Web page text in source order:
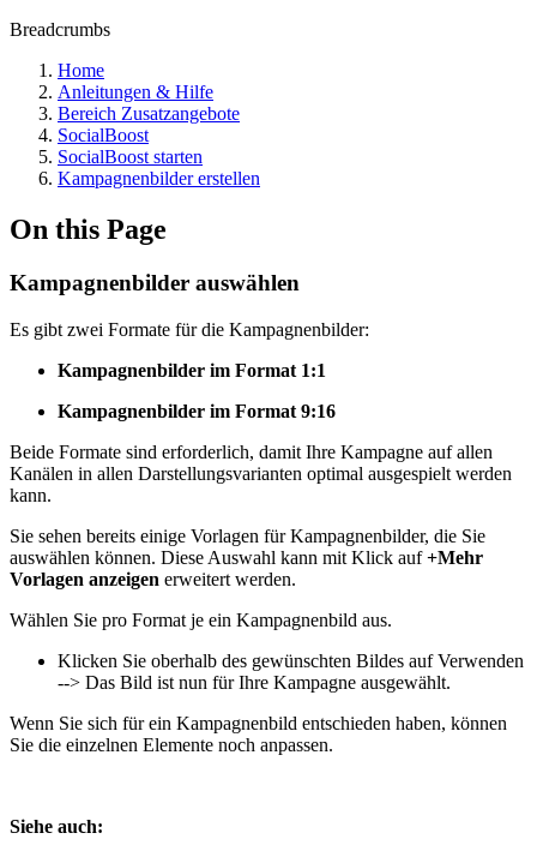
Breadcrumbs
Home
Anleitungen & Hilfe
Bereich Zusatzangebote
SocialBoost
SocialBoost starten
Kampagnenbilder erstellen
On this Page
Kampagnenbilder auswählen
Es gibt zwei Formate für die Kampagnenbilder:
Kampagnenbilder im Format 1:1
Kampagnenbilder im Format 9:16
Beide Formate sind erforderlich, damit Ihre Kampagne auf allen
Kanälen in allen Darstellungsvarianten optimal ausgespielt werden
kann.
Sie sehen bereits einige Vorlagen für Kampagnenbilder, die Sie
auswählen können. Diese Auswahl kann mit Klick auf+Mehr
Vorlagen anzeigen erweitert werden.
Wählen Sie pro Format je ein Kampagnenbild aus.
Klicken Sie oberhalb des gewünschten Bildes auf Verwenden
--> Das Bild ist nun für Ihre Kampagne ausgewählt.
Wenn Sie sich für ein Kampagnenbild entschieden haben, können
Sie die einzelnen Elemente noch anpassen.
Siehe auch: